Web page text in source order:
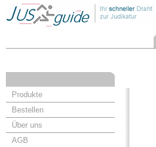
Produkte
Bestellen
Über uns
AGB